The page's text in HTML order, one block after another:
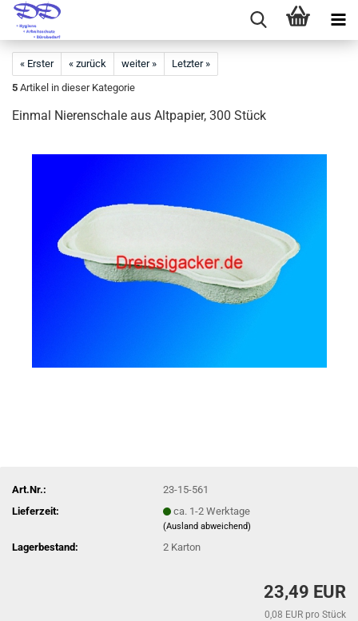
« Erster « zurück weiter »
Letzter »
5 Artikel in dieser Kategorie
Einmal Nierenschale aus Altpapier, 300 Stück
Art.Nr.:
23-15-561
Lieferzeit:
ca. 1-2 Werktage
(Ausland abweichend)
Lagerbestand: 2 Karton
23,49 EUR
0,08 EUR pro Stück